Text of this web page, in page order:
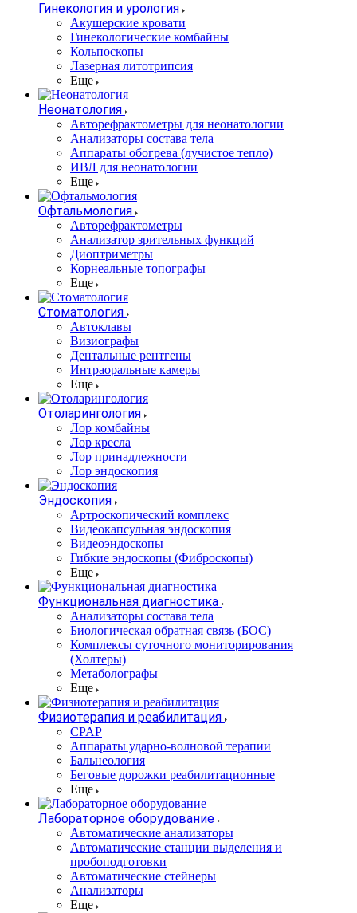
Гинекология и урология
Акушерские кровати
Гинекологические комбайны
Кольпоскопы
Лазерная литотрипсия
Еще
Неонатология
Авторефрактометры для неонатологии
Анализаторы состава тела
Аппараты обогрева (лучистое тепло)
ИВЛ для неонатологии
Еще
Офтальмология
Авторефрактометры
Анализатор зрительных функций
Диоптриметры
Корнеальные топографы
Еще
Стоматология
Автоклавы
Визиографы
Дентальные рентгены
Интраоральные камеры
Еще
Отоларингология
Лор комбайны
Лор кресла
Лор принадлежности
Лор эндоскопия
Эндоскопия
Артроскопический комплекс
Видеокапсульная эндоскопия
Видеоэндоскопы
Гибкие эндоскопы (Фиброcкопы)
Еще
Функциональная диагностика
Анализаторы состава тела
Биологическая обратная связь (БОС)
Комплексы суточного мониторирования
(Холтеры)
Метаболографы
Еще
Физиотерапия и реабилитация
CPAP
Аппараты ударно-волновой терапии
Бальнеология
Беговые дорожки реабилитационные
Еще
Лабораторное оборудование
Автоматические анализаторы
Автоматические станции выделения и
пробоподготовки
Автоматические стейнеры
Анализаторы
Еще